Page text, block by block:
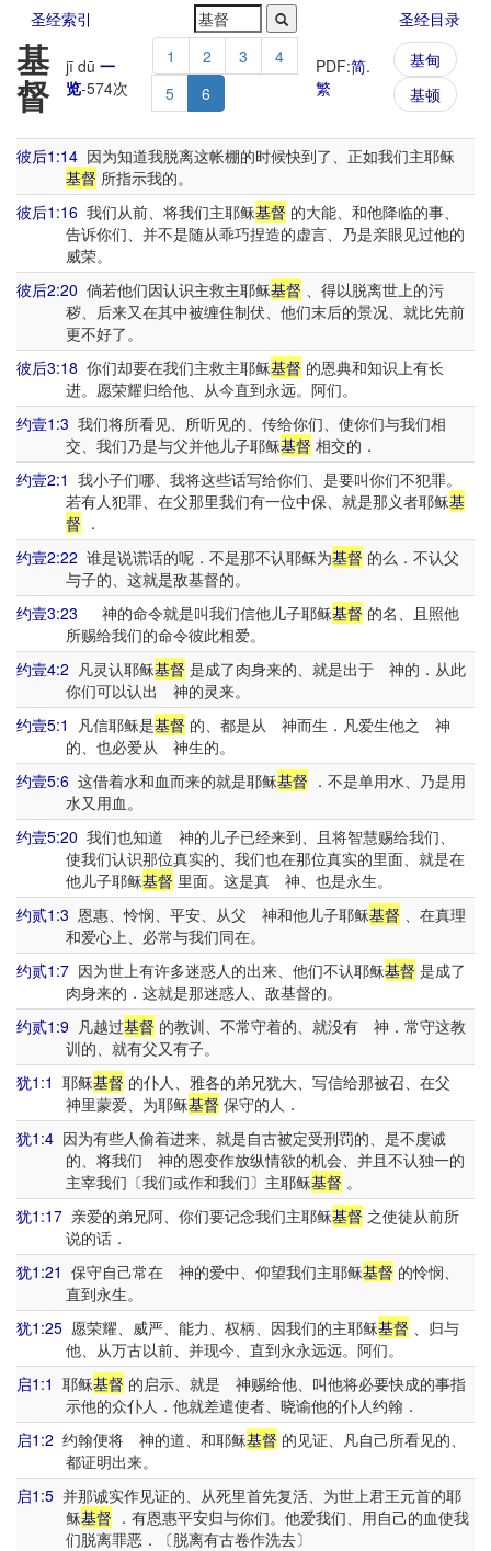
圣经索引 圣经目录
基
督
jī dū 一
览-574次
1 2 3
4
5
6
PDF:简.
繁
基甸
基顿
彼后1:14 因为知道我脱离这帐棚的时候快到了、正如我们主耶稣
基督 所指示我的。
彼后1:16 我们从前、将我们主耶稣基督 的大能、和他降临的事、
告诉你们、并不是随从乖巧捏造的虚言、乃是亲眼见过他的
威荣。
彼后2:20 倘若他们因认识主救主耶稣基督 、得以脱离世上的污
秽、后来又在其中被缠住制伏、他们末后的景况、就比先前
更不好了。
彼后3:18 你们却要在我们主救主耶稣基督 的恩典和知识上有长
进。愿荣耀归给他、从今直到永远。阿们。
约壹1:3 我们将所看见、所听见的、传给你们、使你们与我们相
交、我们乃是与父并他儿子耶稣基督 相交的．
约壹2:1 我小子们哪、我将这些话写给你们、是要叫你们不犯罪。
若有人犯罪、在父那里我们有一位中保、就是那义者耶稣基
督 ．
约壹2:22 谁是说谎话的呢．不是那不认耶稣为基督 的么．不认父
与子的、这就是敌基督的。
约壹3:23 神的命令就是叫我们信他儿子耶稣基督 的名、且照他
所赐给我们的命令彼此相爱。
约壹4:2 凡灵认耶稣基督 是成了肉身来的、就是出于 神的．从此
你们可以认出 神的灵来。
约壹5:1
凡信耶稣是基督 的、都是从 神而生．凡爱生他之 神
的、也必爱从 神生的。
约壹5:6 这借着水和血而来的就是耶稣基督 ．不是单用水、乃是用
水又用血。
约壹5:20 我们也知道 神的儿子已经来到、且将智慧赐给我们、
使我们认识那位真实的、我们也在那位真实的里面、就是在
他儿子耶稣基督 里面。这是真 神、也是永生。
约贰1:3 恩惠、怜悯、平安、从父 神和他儿子耶稣基督 、在真理
和爱心上、必常与我们同在。
约贰1:7 因为世上有许多迷惑人的出来、他们不认耶稣基督 是成了
肉身来的．这就是那迷惑人、敌基督的。
约贰1:9 凡越过基督 的教训、不常守着的、就没有 神．常守这教
训的、就有父又有子。
犹1:1 耶稣基督 的仆人、雅各的弟兄犹大、写信给那被召、在父
神里蒙爱、为耶稣基督 保守的人．
犹1:4 因为有些人偷着进来、就是自古被定受刑罚的、是不虔诚
的、将我们 神的恩变作放纵情欲的机会、并且不认独一的
主宰我们〔我们或作和我们〕主耶稣基督 。
犹1:17 亲爱的弟兄阿、你们要记念我们主耶稣基督 之使徒从前所
说的话．
犹1:21 保守自己常在 神的爱中、仰望我们主耶稣基督 的怜悯、
直到永生。
犹1:25 愿荣耀、威严、能力、权柄、因我们的主耶稣基督 、归与
他、从万古以前、并现今、直到永永远远。阿们。
启1:1 耶稣基督 的启示、就是 神赐给他、叫他将必要快成的事指
示他的众仆人．他就差遣使者、晓谕他的仆人约翰．
启1:2 约翰便将 神的道、和耶稣基督 的见证、凡自己所看见的、
都证明出来。
启1:5 并那诚实作见证的、从死里首先复活、为世上君王元首的耶
稣基督 ．有恩惠平安归与你们。他爱我们、用自己的血使我
们脱离罪恶．〔脱离有古卷作洗去〕